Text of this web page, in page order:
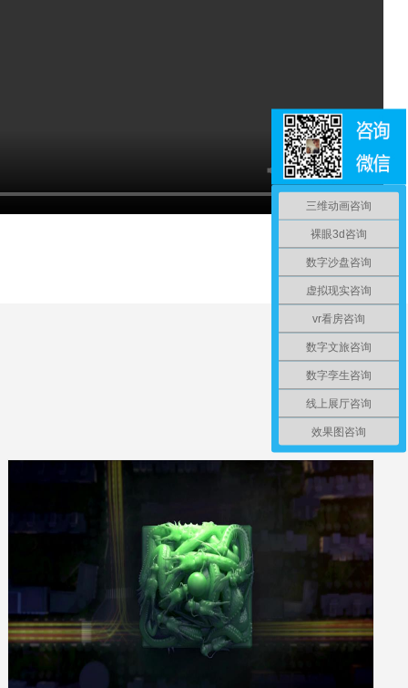
三维动画咨询
裸眼3d咨询
数字沙盘咨询
虚拟现实咨询
vr看房咨询
数字文旅咨询
数字孪生咨询
线上展厅咨询
效果图咨询